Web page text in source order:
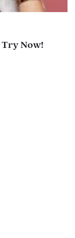
Try Now!